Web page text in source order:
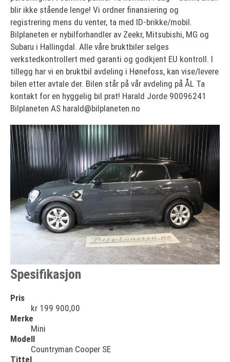
blir ikke stående lenge! Vi ordner finansiering og
registrering mens du venter, ta med ID-brikke/mobil.
Bilplaneten er nybilforhandler av Zeekr, Mitsubishi, MG og
Subaru i Hallingdal. Alle våre bruktbiler selges
verkstedkontrollert med garanti og godkjent EU kontroll. I
tillegg har vi en bruktbil avdeling i Hønefoss, kan vise/levere
bilen etter avtale der. Bilen står på vår avdeling på ÅL Ta
kontakt for en hyggelig bil prat! Harald Jorde 90096241
Bilplaneten AS harald@bilplaneten.no
Spesifikasjon
Pris
kr 199 900,00
Merke
Mini
Modell
Countryman Cooper SE
Tittel